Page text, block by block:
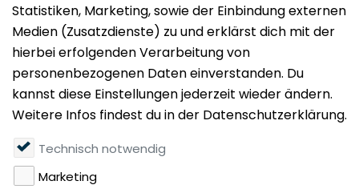
Impressum
Datenschutz
Nutzungsbedingungen
Mieten
Vermieten
Über uns
Presse